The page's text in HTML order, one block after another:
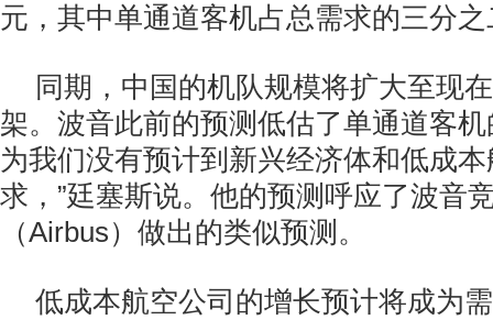
元，其中单通道客机占总需求的三分
同期，中国的机队规模将扩大至现
架。波音此前的预测低估了单通道客
为我们没有预计到新兴经济体和低成
求，”廷塞斯说。他的预测呼应了波音
（Airbus）做出的类似预测。
低成本航空公司的增长预计将成为